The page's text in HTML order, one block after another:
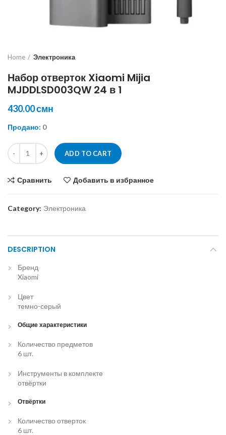
Home Электроника
Набор отверток Xiaomi Mijia
MJDDLSD003QW 24 в 1
430.00смн
Продано: 0
Набор отверток Xiaomi Mijia MJDDLSD003QW 24 в 1 quantity
ADD TO CART
Сравнить Добавить в избранное
Category: Электроника
DESCRIPTION
Бренд
Xiaomi
Цвет
темно-серый
Общие характеристики
Количество предметов
6 шт.
Инструменты в комплекте
отвёртки
Отвёртки
Количество отверток
6 шт.